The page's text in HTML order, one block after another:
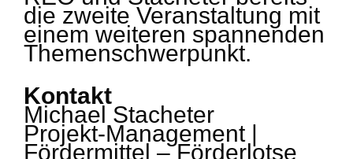
die zweite Veranstaltung mit
einem weiteren spannenden
Themenschwerpunkt.
Kontakt
Michael Stacheter
Projekt-Management |
Fördermittel – Förderlotse